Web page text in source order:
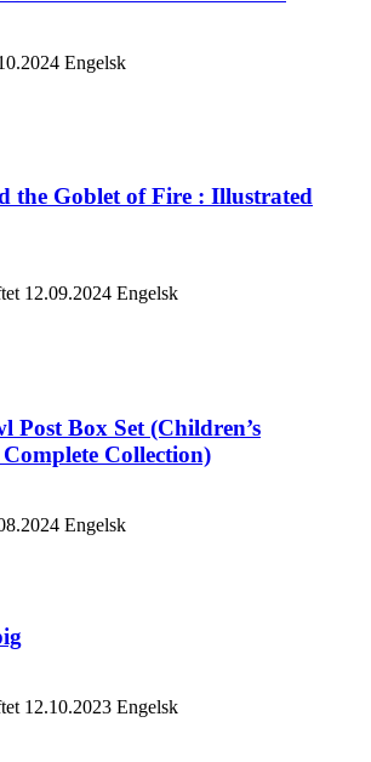
Engelsk
the Goblet of Fire : Illustrated
12.09.2024 Engelsk
Post Box Set (Children’s
Collection)
Engelsk
12.10.2023 Engelsk